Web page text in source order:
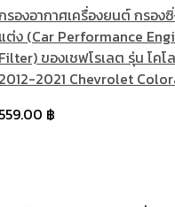
รองอากาศเครื่องยนต์ กรอง
แต่ง (Car Performance
Filter) ของเชฟโรเลต รุ่น โคโ
2012-2021 Chevrolet
559.00 ฿